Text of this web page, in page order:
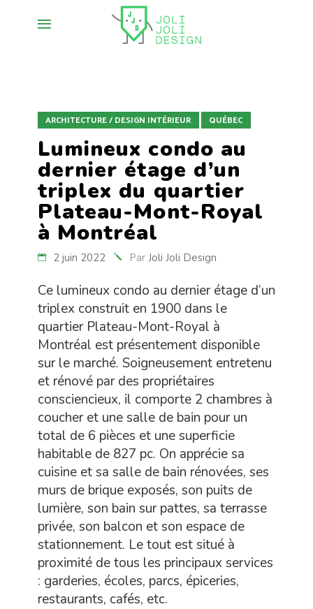
ARCHITECTURE / DESIGN INTÉRIEUR QUÉBEC
Lumineux condo au
dernier étage d’un
triplex du quartier
Plateau-Mont-Royal
à Montréal
2 juin 2022 Par Joli Joli Design
Ce lumineux condo au dernier étage d’un
triplex construit en 1900 dans le
quartier Plateau-Mont-Royal à
Montréal est présentement disponible
sur le marché. Soigneusement entretenu
et rénové par des propriétaires
consciencieux, il comporte 2 chambres à
coucher et une salle de bain pour un
total de 6 pièces et une superficie
habitable de 827 pc. On apprécie sa
cuisine et sa salle de bain rénovées, ses
murs de brique exposés, son puits de
lumière, son bain sur pattes, sa terrasse
privée, son balcon et son espace de
stationnement. Le tout est situé à
proximité de tous les principaux services
: garderies, écoles, parcs, épiceries,
restaurants, cafés, etc.